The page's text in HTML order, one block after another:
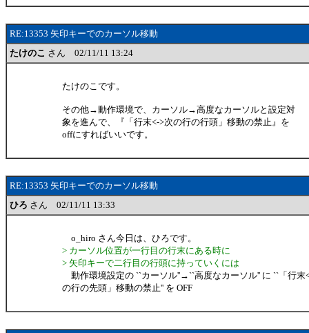
RE:13353 矢印キーでのカーソル移動
たけのこ さん 02/11/11 13:24
たけのこです。
その他→動作環境で、カーソル→高度なカーソルと設定対
象を進んで、『「行末<->次の行の行頭」移動の禁止』を
offにすればいいです。
RE:13353 矢印キーでのカーソル移動
ひろ さん 02/11/11 13:33
o_hiro さん今日は、ひろです。
> カーソル位置が一行目の行末にある時に
> 矢印キーで二行目の行頭に持っていくには
動作環境設定の ``カーソル''→``高度なカーソル'' に ``「行末
の行の先頭」移動の禁止'' を OFF